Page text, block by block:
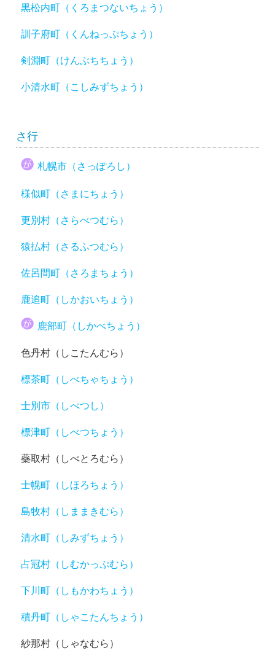
黒松内町（くろまつないちょう）
訓子府町（くんねっぷちょう）
剣淵町（けんぶちちょう）
小清水町（こしみずちょう）
さ行
札幌市（さっぽろし）
様似町（さまにちょう）
更別村（さらべつむら）
猿払村（さるふつむら）
佐呂間町（さろまちょう）
鹿追町（しかおいちょう）
鹿部町（しかべちょう）
色丹村（しこたんむら）
標茶町（しべちゃちょう）
士別市（しべつし）
標津町（しべつちょう）
蘂取村（しべとろむら）
士幌町（しほろちょう）
島牧村（しままきむら）
清水町（しみずちょう）
占冠村（しむかっぷむら）
下川町（しもかわちょう）
積丹町（しゃこたんちょう）
紗那村（しゃなむら）